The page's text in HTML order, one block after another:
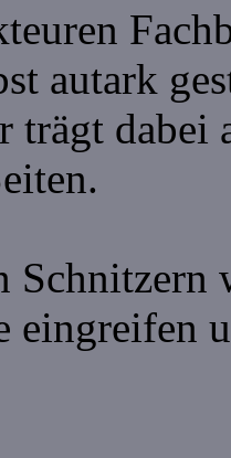
autark
trägt
eingreifen